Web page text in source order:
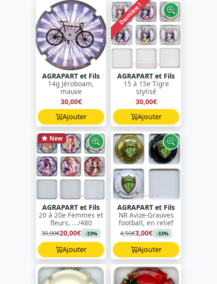
AGRAPART et Fils
14g Jéroboam,
mauve
30,00€
Ajouter
Dernière !
AGRAPART et Fils
15 à 15e Tigre
stylisé
30,00€
Ajouter
New
AGRAPART et Fils
20 à 20e Femmes et
fleurs, .../480
30,00€20,00€ -33%
Ajouter
AGRAPART et Fils
NR Avize-Grauves
football, en relief
4,50€3,00€ -33%
Ajouter